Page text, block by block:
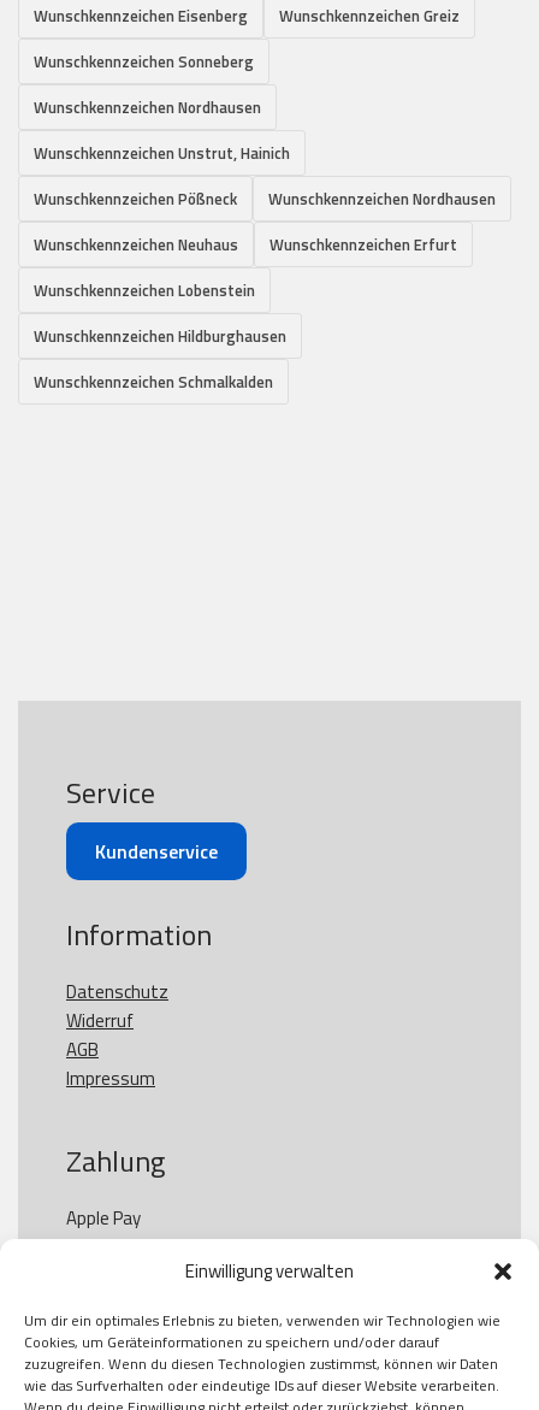
Einwilligung verwalten
Um dir ein optimales Erlebnis zu bieten, verwenden wir Technologien wie
Cookies, um Geräteinformationen zu speichern und/oder darauf
zuzugreifen. Wenn du diesen Technologien zustimmst, können wir Daten
wie das Surfverhalten oder eindeutige IDs auf dieser Website verarbeiten.
Wunschkennzeichen Eisenberg
Wunschkennzeichen Greiz
Wunschkennzeichen Sonneberg
Wunschkennzeichen Nordhausen
Wunschkennzeichen Unstrut, Hainich
Wunschkennzeichen Pößneck
Wunschkennzeichen Nordhausen
Wunschkennzeichen Neuhaus
Wunschkennzeichen Erfurt
Wunschkennzeichen Lobenstein
Wunschkennzeichen Hildburghausen
Wunschkennzeichen Schmalkalden
Service
Kundenservice
Information
Datenschutz
Widerruf
AGB
Impressum
Zahlung
Apple Pay
Paypal
Kauf auf Rechung
Klarna
American Express